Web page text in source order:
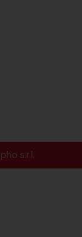
s.r.l.